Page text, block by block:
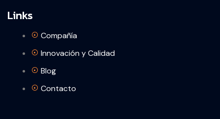
Links
Compañía
Innovación y Calidad
Blog
Contacto